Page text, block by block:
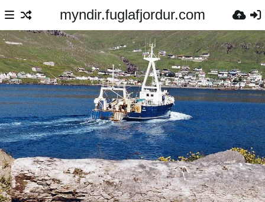
myndir.fuglafjordur.com